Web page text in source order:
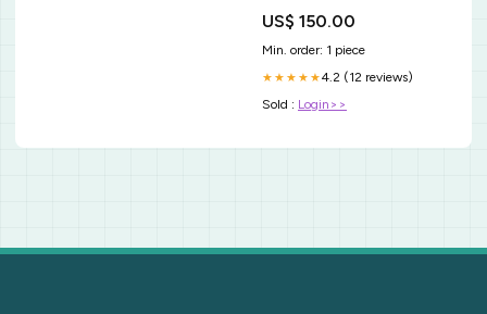
US$ 150.00
Min. order: 1 piece
★★★★★4.2 (12 reviews)
Sold : Login>>